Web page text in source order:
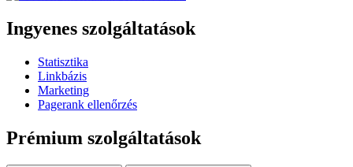
Ingyenes szolgáltatások
Statisztika
Linkbázis
Marketing
Pagerank ellenőrzés
Prémium szolgáltatások